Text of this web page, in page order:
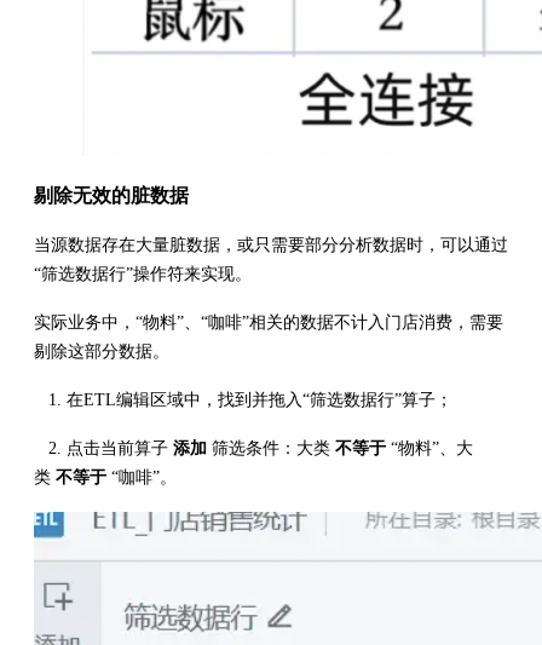
剔除无效的脏数据
当源数据存在大量脏数据，或只需要部分分析数据时，可以通过
“筛选数据行”操作符来实现。
实际业务中，“物料”、“咖啡”相关的数据不计入门店消费，需要
剔除这部分数据。
1. 在ETL编辑区域中，找到并拖入“筛选数据行”算子；
2. 点击当前算子 添加 筛选条件：大类 不等于 “物料”、大
类 不等于 “咖啡”。